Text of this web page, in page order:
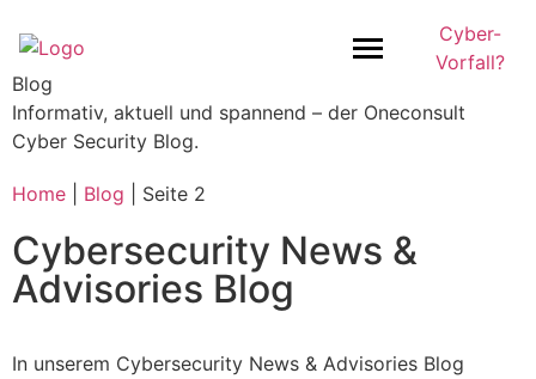
Cyber-
Vorfall?
Blog
Informativ, aktuell und spannend – der Oneconsult
Cyber Security Blog.
Home Blog Seite 2
Cybersecurity News &
Advisories Blog
In unserem Cybersecurity News & Advisories Blog